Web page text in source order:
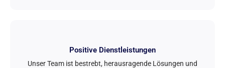
Positive Dienstleistungen
Unser Team ist bestrebt, herausragende Lösungen und